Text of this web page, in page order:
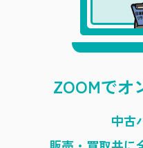
ZOOMでオ
中古